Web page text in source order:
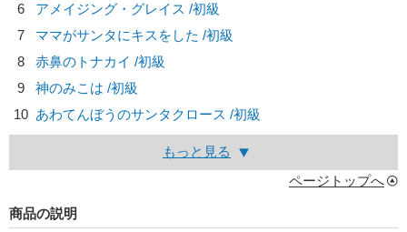
6
アメイジング・グレイス /初級
7
ママがサンタにキスをした /初級
8
赤鼻のトナカイ /初級
9
神のみこは /初級
10 あわてんぼうのサンタクロース /初級
もっと見る
ページトップへ
商品の説明